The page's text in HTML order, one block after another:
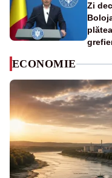
Zi
ECONOMIE